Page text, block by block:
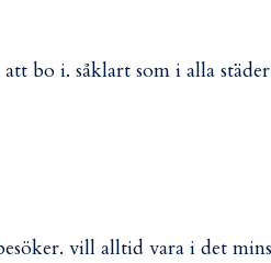
bo i. såklart som i alla städer
vill alltid vara i det